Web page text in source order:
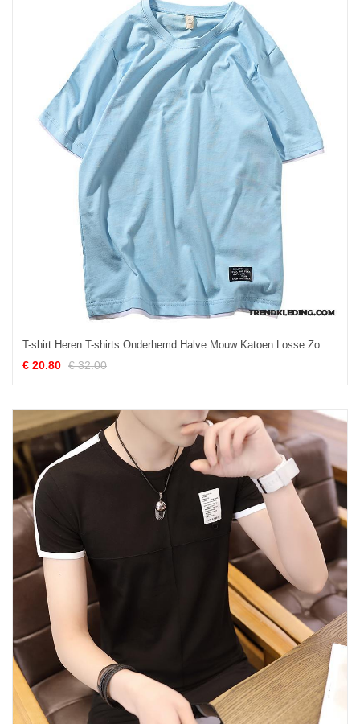
T-shirt Heren T-shirts Onderhemd Halve Mouw Katoen Losse Zomer Hemelsblauw
€ 20.80 € 32.00